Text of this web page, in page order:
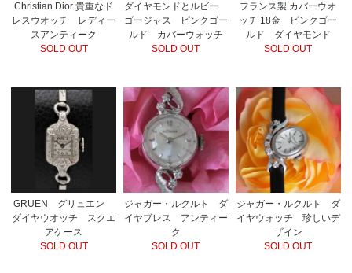
Christian Dior 貴重なド
レスウオッチ レディー
スアンティーク
SOLD OUT
ダイヤモンドとルビー
ゴージャス ピンクゴー
ルド カバーウォッチ
SOLD OUT
フランス製 カバーウオ
ッチ 18金 ピンクゴー
ルド ダイヤモンド
SOLD OUT
GRUEN グリュエン
ダイヤウオッチ スクエ
アケース
SOLD OUT
ジャガー・ルクルト ダ
イヤブレス アンティー
ク
SOLD OUT
ジャガー・ルクルト ダ
イヤウォッチ 珍しいデ
ザイン
SOLD OUT